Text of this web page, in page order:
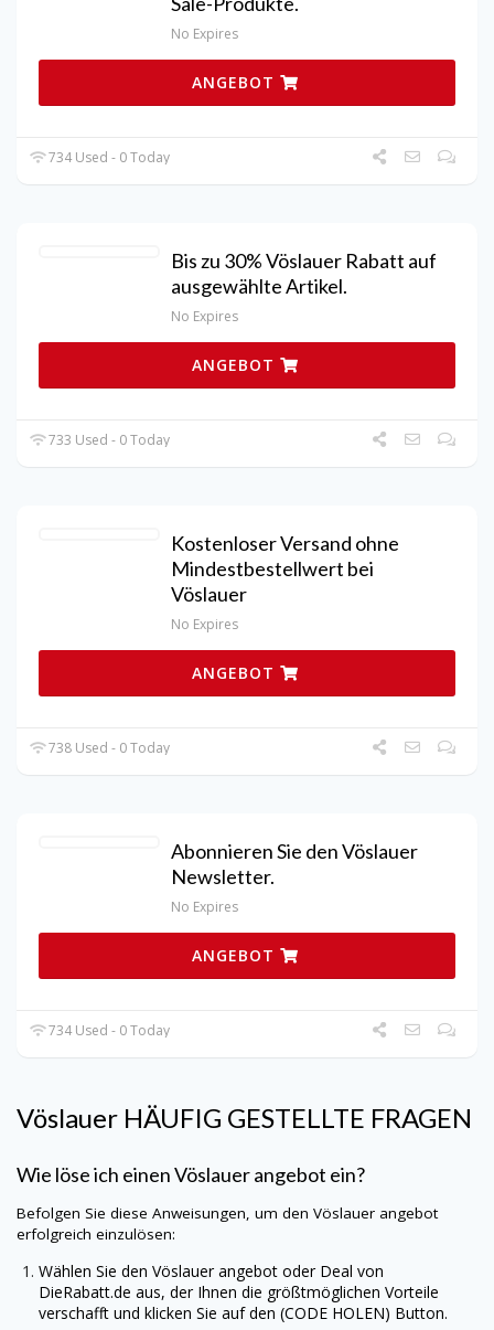
No Expires
ANGEBOT
734 Used - 0 Today
Bis zu 30% Vöslauer Rabatt auf
ausgewählte Artikel.
No Expires
ANGEBOT
733 Used - 0 Today
Kostenloser Versand ohne
Mindestbestellwert bei
Vöslauer
No Expires
ANGEBOT
738 Used - 0 Today
Abonnieren Sie den Vöslauer
Newsletter.
No Expires
ANGEBOT
734 Used - 0 Today
Vöslauer HÄUFIG GESTELLTE FRAGEN
Wie löse ich einen Vöslauer angebot ein?
Befolgen Sie diese Anweisungen, um den Vöslauer angebot
erfolgreich einzulösen:
Wählen Sie den Vöslauer angebot oder Deal von
DieRabatt.de aus, der Ihnen die größtmöglichen Vorteile
verschafft und klicken Sie auf den (CODE HOLEN) Button.